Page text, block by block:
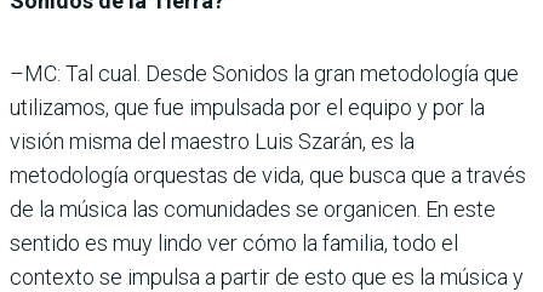
–MC: Tal cual. Desde Sonidos la gran metodología que
utilizamos, que fue impulsada por el equipo y por la
visión misma del maestro Luis Szarán, es la
metodología orquestas de vida, que busca que a través
de la música las comunidades se organicen. En este
sentido es muy lindo ver cómo la familia, todo el
contexto se impulsa a partir de esto que es la música y